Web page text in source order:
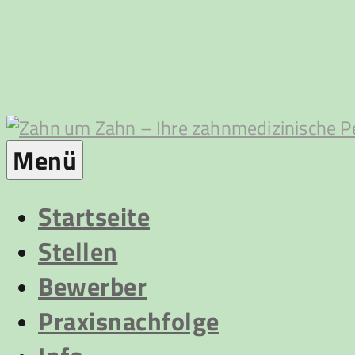
Zahn
um
Zahn
Menü
Startseite
Stellen
Bewerber
Praxisnachfolge